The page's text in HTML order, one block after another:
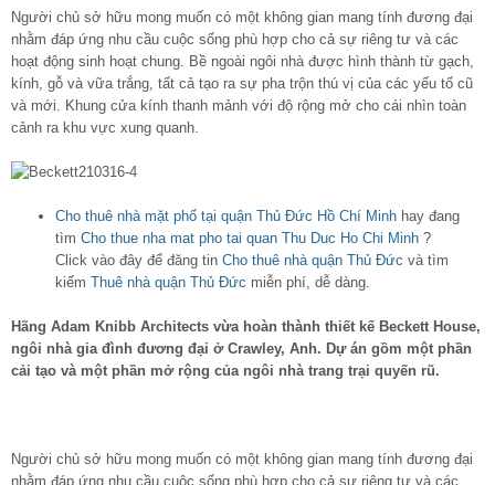
Người chủ sở hữu mong muốn có một không gian mang tính đương đại
nhằm đáp ứng nhu cầu cuộc sống phù hợp cho cả sự riêng tư và các
hoạt động sinh hoạt chung. Bề ngoài ngôi nhà được hình thành từ gạch,
kính, gỗ và vữa trắng, tất cả tạo ra sự pha trộn thú vị của các yếu tố cũ
và mới. Khung cửa kính thanh mảnh với độ rộng mở cho cái nhìn toàn
cảnh ra khu vực xung quanh.
Cho thuê nhà mặt phố tại quận Thủ Đức Hồ Chí Minh hay đang
tìm Cho thue nha mat pho tai quan Thu Duc Ho Chi Minh ?
Click vào đây để đăng tin Cho thuê nhà quận Thủ Đức và tìm
kiếm Thuê nhà quận Thủ Đức miễn phí, dễ dàng.
Hãng Adam Knibb Architects vừa hoàn thành thiết kế Beckett House,
ngôi nhà gia đình đương đại ở Crawley, Anh. Dự án gồm một phần
cải tạo và một phần mở rộng của ngôi nhà trang trại quyến rũ.
Người chủ sở hữu mong muốn có một không gian mang tính đương đại
nhằm đáp ứng nhu cầu cuộc sống phù hợp cho cả sự riêng tư và các